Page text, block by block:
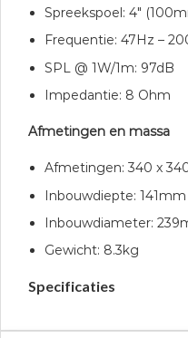
Spreekspoel: 4″
Frequentie: 47Hz –
SPL @ 1W/1m: 97dB
Impedantie: 8 Ohm
Afmetingen en massa
Afmetingen: 340 x
Inbouwdiepte: 141mm
Inbouwdiameter:
Gewicht: 8.3kg
Specificaties